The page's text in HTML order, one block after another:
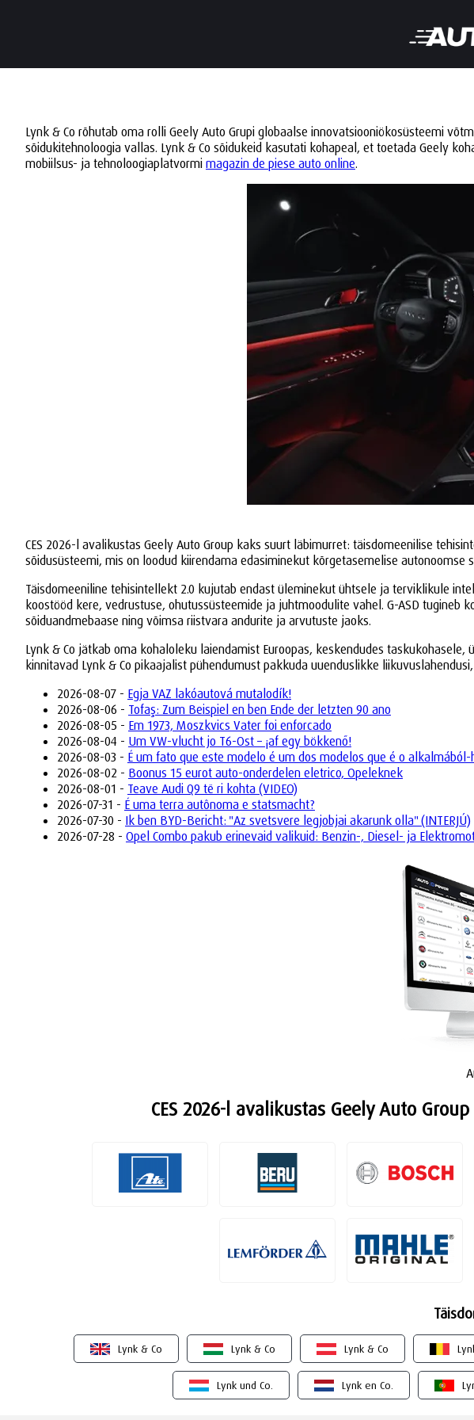
Lynk & Co rõhutab oma rolli Geely Auto Grupi globaalse innovatsiooniökosüsteemi
sõidukitehnoloogia vallas. Lynk & Co sõidukeid kasutati kohapeal, et toetada Geely
mobiilsus- ja tehnoloogiaplatvormi magazin de piese auto online.
CES 2026-l avalikustas Geely Auto Group kaks suurt läbimurret: täisdomeenilise
sõidusüsteemi, mis on loodud kiirendama edasiminekut kõrgetasemelise autonoomse
Täisdomeeniline tehisintellekt 2.0 kujutab endast üleminekut ühtsele ja terviklikule
koostööd kere, vedrustuse, ohutussüsteemide ja juhtmoodulite vahel. G-ASD
sõiduandmebaase ning võimsa riistvara andurite ja arvutuste jaoks.
Lynk & Co jätkab oma kohaloleku laiendamist Euroopas, keskendudes
kinnitavad Lynk & Co pikaajalist pühendumust pakkuda uuenduslikke
2026-08-07 - Egja VAZ lakóautová mutalodík!
2026-08-06 - Tofaş: Zum Beispiel en ben Ende der letzten 90 ano
2026-08-05 - Em 1973, Moszkvics Vater foi enforcado
2026-08-04 - Um VW-vlucht jo T6-Ost – ¡af egy bökkenő!
2026-08-03 - É um fato que este modelo é um dos modelos que é o
2026-08-02 - Boonus 15 eurot auto-onderdelen eletrico, Opeleknek
2026-08-01 - Teave Audi Q9 të ri kohta (VIDEO)
2026-07-31 - É uma terra autônoma e statsmacht?
2026-07-30 - Ik ben BYD-Bericht: "Az svetsvere legjobjai akarunk olla" (INTERJÚ)
2026-07-28 - Opel Combo pakub erinevaid valikuid: Benzin-, Diesel- ja
CES 2026-l avalikustas Geely Auto
Lynk & Co Lynk & Co Lynk & Co
Lynk und Co. Lynk en Co.